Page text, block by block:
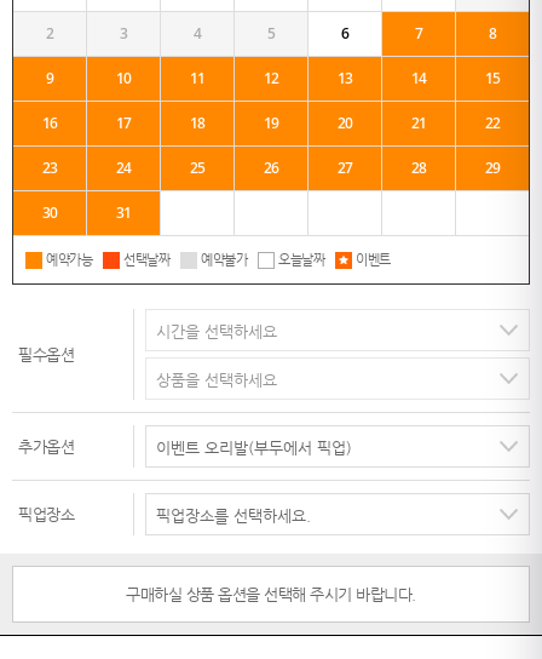
2 3 4 5 6 7 8
9 10 11 12 13 14 15
16 17 18 19 20 21 22
23 24 25 26 27 28 29
30 31
예약가능 선택날짜 예약불가 오늘날짜 이벤트
필수옵션
추가옵션
픽업장소
구매하실 상품 옵션을 선택해 주시기 바랍니다.